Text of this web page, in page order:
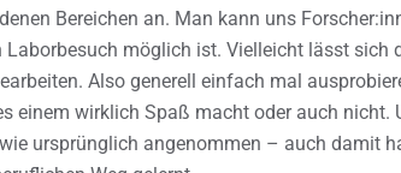
Bereichen an. Man kann uns
Laborbesuch möglich ist. Vielleicht lässt sich
Also generell einfach mal
einem wirklich Spaß macht oder auch nicht.
ursprünglich angenommen – auch damit